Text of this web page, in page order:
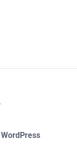
WordPress